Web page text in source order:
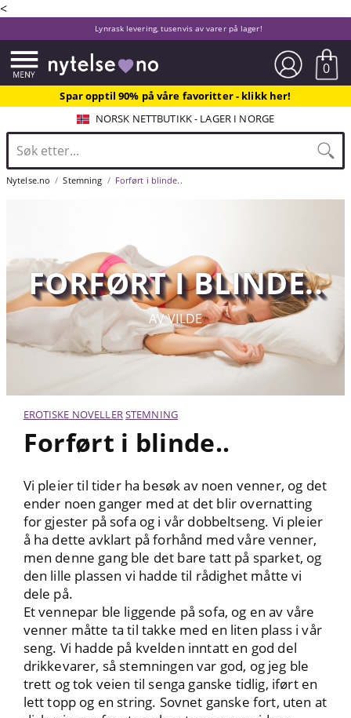
<
Lynrask levering, tusenvis av varer på lager!
0
Spar opptil 90% på våre favoritter - klikk her!
NORSK NETTBUTIKK - LAGER I NORGE
Nytelse.no Stemning Forført i blinde..
FORFØRT I BLINDE..
AV VILDE
EROTISKE NOVELLERSTEMNING
Forført i blinde..
Vi pleier til tider ha besøk av noen venner, og det
ender noen ganger med at det blir overnatting
for gjester på sofa og i vår dobbeltseng. Vi pleier
å ha dette avklart på forhånd med våre venner,
men denne gang ble det bare tatt på sparket, og
den lille plassen vi hadde til rådighet måtte vi
dele på.
Et vennepar ble liggende på sofa, og en av våre
venner måtte ta til takke med en liten plass i vår
seng. Vi hadde på kvelden inntatt en god del
drikkevarer, så stemningen var god, og jeg ble
trett og tok veien til senga ganske tidlig, iført en
lett topp og en string. Sovnet ganske fort, uten at